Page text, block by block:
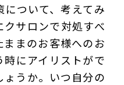
ついて、考えてみ
サロンで対処すべ
まのお客様へのお
にアイリストがで
うか。いつ自分の